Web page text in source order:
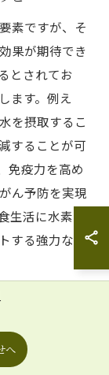
素ですが、そ
果が期待でき
とされてお
ます。例え
を摂取するこ
することが可
免疫力を高め
ん予防を実現
活に水素を
する強力な味
水素を取り入
ができます。
へ